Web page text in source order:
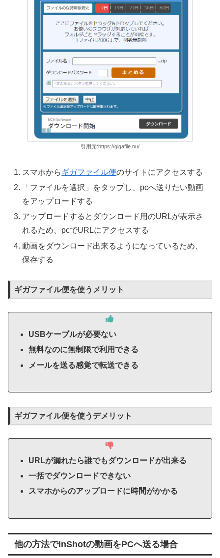
引用元:https://gigafile.nu/
スマホからギガファイル便のサイトにアクセスする
「ファイルを選択」をタップし、pcへ送りたい動画
をアップロードする
アップロードするとダウンロード用のURLが表示さ
れるため、pcでURLにアクセスする
動画をダウンロード出来るようになっているため、
保存する
ギガファイル便を使うメリット
USBケーブルが必要ない
無料なのに無制限で利用できる
メールを送る感覚で転送できる
ギガファイル便を使うデメリット
URLが漏れたら誰でもダウンロードが出来る
一括でダウンロードできない
スマホからのアップロードに時間がかかる
他の方法でInShotの動画をPCへ送る場合